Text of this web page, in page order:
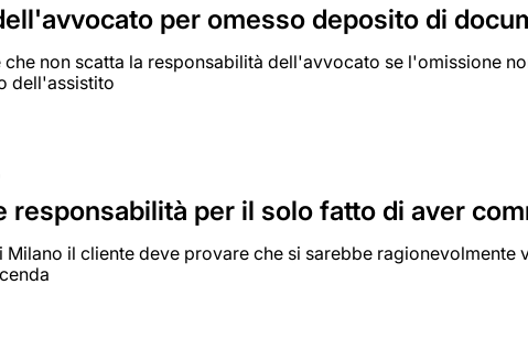
per omesso deposito di
che non scatta la responsabilità dell'avvocato se l'omissione
dell'assistito
responsabilità per il solo fatto di aver
Milano il cliente deve provare che si sarebbe ragionevolmente